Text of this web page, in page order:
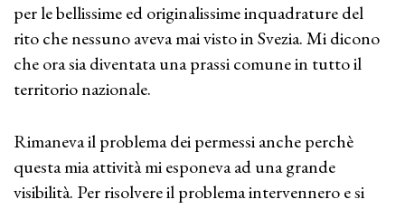
per le bellissime ed originalissime inquadrature del
rito che nessuno aveva mai visto in Svezia. Mi dicono
che ora sia diventata una prassi comune in tutto il
territorio nazionale.
Rimaneva il problema dei permessi anche perchè
questa mia attività mi esponeva ad una grande
visibilità. Per risolvere il problema intervennero e si